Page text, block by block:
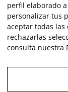
perfil elaborado
personalizar tus
aceptar todas las
rechazarlas
consulta nuestra